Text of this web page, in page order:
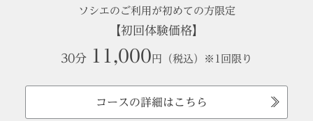
ソシエのご利用が初めての方限定
【初回体験価格】
30分 11,000 円（税込）※1回限り
コースの詳細はこちら